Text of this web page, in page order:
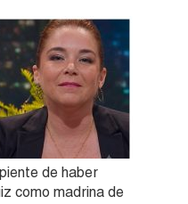
de haber
como madrina de